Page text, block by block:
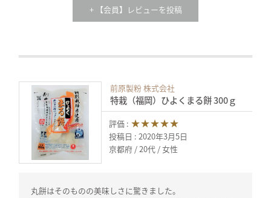
+ 【会員】レビューを投稿
前原製粉 株式会社
特栽（福岡）ひよくまる餅 300ｇ
評価 : ★★★★★
投稿日 : 2020年3月5日
京都府
20代 女性
丸餅はそのものの美味しさに驚きました。